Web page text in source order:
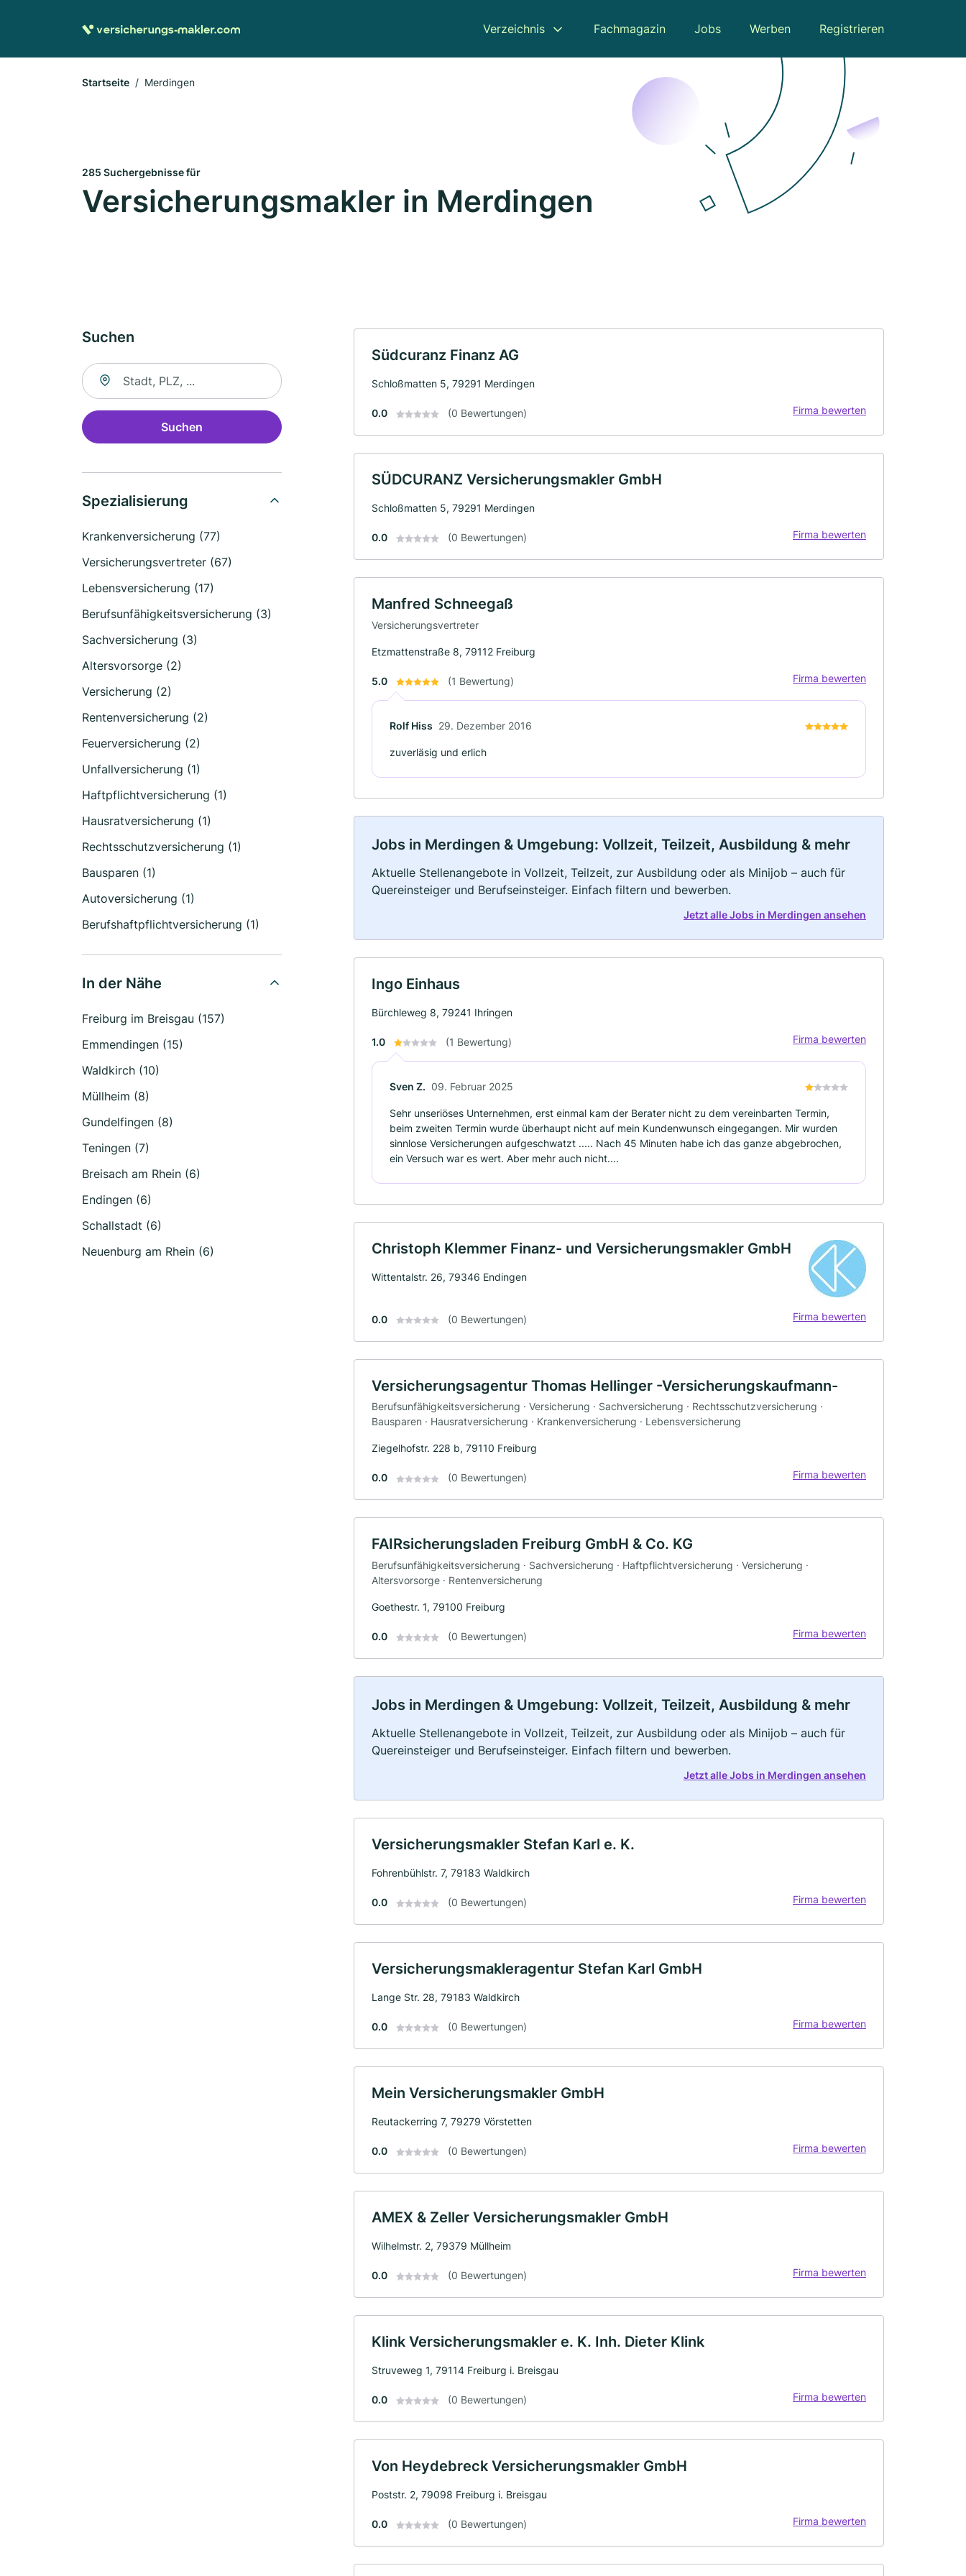
Verzeichnis Fachmagazin Jobs Werben Registrieren
Startseite Merdingen
285 Suchergebnisse für
Versicherungsmakler in Merdingen
Suchen
Suche nach Ort
Suchen
Spezialisierung
Krankenversicherung (77)
Versicherungsvertreter (67)
Lebensversicherung (17)
Berufsunfähigkeitsversicherung (3)
Sachversicherung (3)
Altersvorsorge (2)
Versicherung (2)
Rentenversicherung (2)
Feuerversicherung (2)
Unfallversicherung (1)
Haftpflichtversicherung (1)
Hausratversicherung (1)
Rechtsschutzversicherung (1)
Bausparen (1)
Autoversicherung (1)
Berufshaftpflichtversicherung (1)
In der Nähe
Freiburg im Breisgau (157)
Emmendingen (15)
Waldkirch (10)
Müllheim (8)
Gundelfingen (8)
Teningen (7)
Breisach am Rhein (6)
Endingen (6)
Schallstadt (6)
Neuenburg am Rhein (6)
Südcuranz Finanz AG
Schloßmatten 5, 79291 Merdingen
0.0 (0 Bewertungen) Firma bewerten
SÜDCURANZ Versicherungsmakler GmbH
Schloßmatten 5, 79291 Merdingen
0.0 (0 Bewertungen) Firma bewerten
Manfred Schneegaß
Versicherungsvertreter
Etzmattenstraße 8, 79112 Freiburg
5.0 (1 Bewertung) Firma bewerten
Rolf Hiss 29. Dezember 2016
zuverläsig und erlich
Jobs in Merdingen & Umgebung: Vollzeit, Teilzeit, Ausbildung & mehr
Aktuelle Stellenangebote in Vollzeit, Teilzeit, zur Ausbildung oder als Minijob – auch für
Quereinsteiger und Berufseinsteiger. Einfach filtern und bewerben.
Jetzt alle Jobs in Merdingen ansehen
Ingo Einhaus
Bürchleweg 8, 79241 Ihringen
1.0 (1 Bewertung) Firma bewerten
Sven Z. 09. Februar 2025
Sehr unseriöses Unternehmen, erst einmal kam der Berater nicht zu dem vereinbarten Termin,
beim zweiten Termin wurde überhaupt nicht auf mein Kundenwunsch eingegangen. Mir wurden
sinnlose Versicherungen aufgeschwatzt ..... Nach 45 Minuten habe ich das ganze abgebrochen,
ein Versuch war es wert. Aber mehr auch nicht....
Christoph Klemmer Finanz- und Versicherungsmakler GmbH
Wittentalstr. 26, 79346 Endingen
0.0 (0 Bewertungen) Firma bewerten
Versicherungsagentur Thomas Hellinger -Versicherungskaufmann-
Berufsunfähigkeitsversicherung · Versicherung · Sachversicherung · Rechtsschutzversicherung ·
Bausparen · Hausratversicherung · Krankenversicherung · Lebensversicherung
Ziegelhofstr. 228 b, 79110 Freiburg
0.0 (0 Bewertungen) Firma bewerten
FAIRsicherungsladen Freiburg GmbH & Co. KG
Berufsunfähigkeitsversicherung · Sachversicherung · Haftpflichtversicherung · Versicherung ·
Altersvorsorge · Rentenversicherung
Goethestr. 1, 79100 Freiburg
0.0 (0 Bewertungen) Firma bewerten
Jobs in Merdingen & Umgebung: Vollzeit, Teilzeit, Ausbildung & mehr
Aktuelle Stellenangebote in Vollzeit, Teilzeit, zur Ausbildung oder als Minijob – auch für
Quereinsteiger und Berufseinsteiger. Einfach filtern und bewerben.
Jetzt alle Jobs in Merdingen ansehen
Versicherungsmakler Stefan Karl e. K.
Fohrenbühlstr. 7, 79183 Waldkirch
0.0 (0 Bewertungen) Firma bewerten
Versicherungsmakleragentur Stefan Karl GmbH
Lange Str. 28, 79183 Waldkirch
0.0 (0 Bewertungen) Firma bewerten
Mein Versicherungsmakler GmbH
Reutackerring 7, 79279 Vörstetten
0.0 (0 Bewertungen) Firma bewerten
AMEX & Zeller Versicherungsmakler GmbH
Wilhelmstr. 2, 79379 Müllheim
0.0 (0 Bewertungen) Firma bewerten
Klink Versicherungsmakler e. K. Inh. Dieter Klink
Struveweg 1, 79114 Freiburg i. Breisgau
0.0 (0 Bewertungen) Firma bewerten
Von Heydebreck Versicherungsmakler GmbH
Poststr. 2, 79098 Freiburg i. Breisgau
0.0 (0 Bewertungen) Firma bewerten